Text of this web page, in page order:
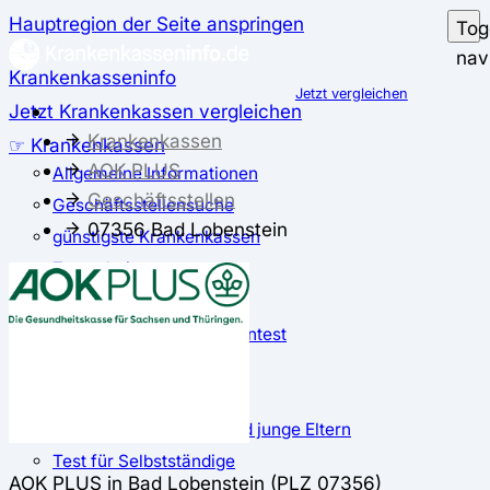
Hauptregion der Seite anspringen
Krankenkasseninfo
Jetzt Krankenkassen vergleichen
☞ Krankenkassen
Allgemeine Informationen
Geschäftsstellensuche
günstigste Krankenkassen
Zusatzbeitrag
✅ Krankenkassen Test
Der große Krankenkassentest
Test für Schwangere und junge Eltern
Test für Selbstständige
Jetzt vergleichen
Krankenkassen
AOK PLUS
Geschäftsstellen
07356 Bad Lobenstein
AOK PLUS in Bad Lobenstein (PLZ 07356)